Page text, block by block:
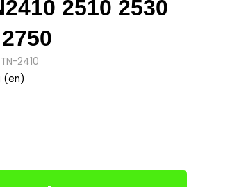
2510 2530
2410
(en)